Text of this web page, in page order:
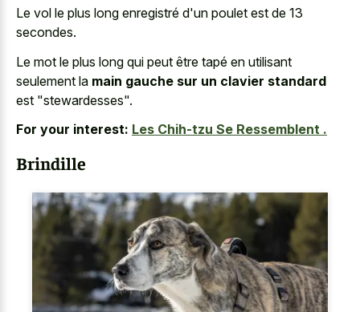
Le vol le plus long enregistré d'un poulet est de 13
secondes.
Le mot le plus long qui peut être tapé en utilisant
seulement la main gauche sur un clavier standard
est "stewardesses".
For your interest: Les Chih-tzu Se Ressemblent .
Brindille